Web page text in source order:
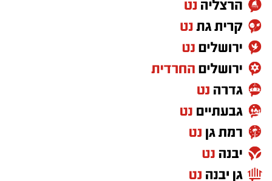
עם מגוון רחב של הפקות מקור, סדנאות ואווירה
ייחודית וצבעונית, אפשר בקלות להגדיר את
פסטיבל אשדודאנס כפסטיבל הריקוד מודל 2.0.
הוא מביא רוח ובשורה חדשה בתוכנית האומנותית
ובניהול האמנותי, מקצועיות ברמה הגבוהה ביותר -
בתנאים האופטימליים לאורחי הפסטיבל, לצוות
המקצועי ולקהל שמגיע מרחבי הארץ והעולם.
השנה השישית של הפסטיבל מציגה מבט משולב
אל השורשים והצמרות של המחול. רקדניות